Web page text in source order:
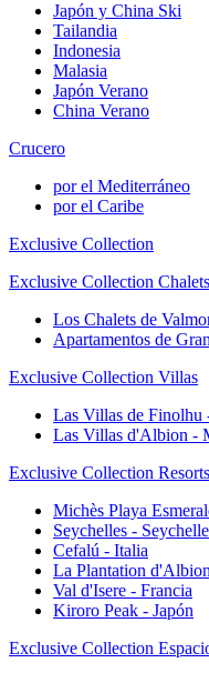
Japón y China Ski
Tailandia
Indonesia
Malasia
Japón Verano
China Verano
Crucero
por el Mediterráneo
por el Caribe
Exclusive Collection
Exclusive Collection Chalets
Los Chalets de
Apartamentos de
Exclusive Collection Villas
Las Villas de Finolhu
Las Villas d'Albion -
Exclusive Collection Resorts
Michès Playa
Seychelles -
Cefalú - Italia
La Plantation
Val d'Isere - Francia
Kiroro Peak - Japón
Exclusive Collection